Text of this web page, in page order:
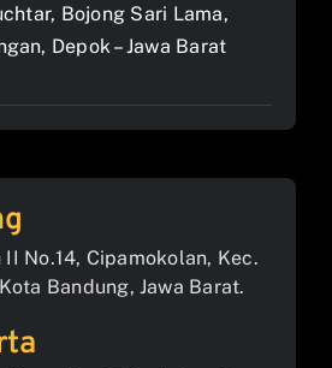
Bojong Sari Lama,
Depok – Jawa Barat
II No.14, Cipamokolan, Kec.
Bandung, Jawa Barat.